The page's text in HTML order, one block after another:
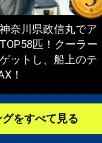
奈川県政信丸でア
匹！クーラー
ットし、船上のテ
！
をすべて見る